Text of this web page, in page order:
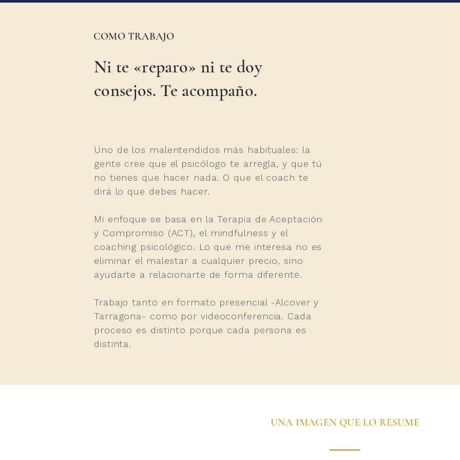
COMO TRABAJO
Ni te «reparo» ni te doy
consejos. Te acompaño.
Uno de los malentendidos más habituales: la
gente cree que el psicólogo te arregla, y que tú
no tienes que hacer nada. O que el coach te
dirá lo que debes hacer.
Mi enfoque se basa en la Terapia de Aceptación
y Compromiso (ACT), el mindfulness y el
coaching psicológico. Lo que me interesa no es
eliminar el malestar a cualquier precio, sino
ayudarte a relacionarte de forma diferente.
Trabajo tanto en formato presencial -Alcover y
Tarragona- como por videoconferencia. Cada
proceso es distinto porque cada persona es
distinta.
UNA IMAGEN QUE LO RESUME